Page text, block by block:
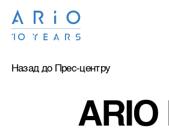
Назад до Прес-центру